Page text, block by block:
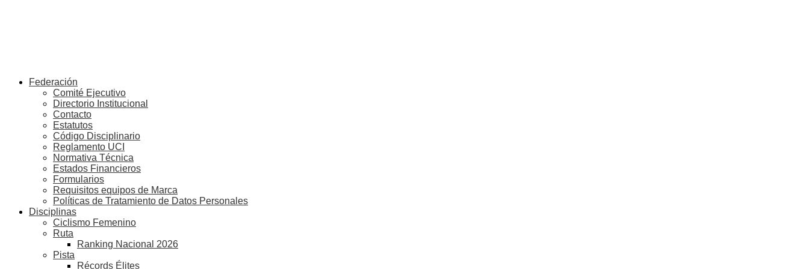
Federación
Comité Ejecutivo
Directorio Institucional
Contacto
Estatutos
Código Disciplinario
Reglamento UCI
Normativa Técnica
Estados Financieros
Formularios
Requisitos equipos de Marca
Políticas de Tratamiento de Datos Personales
Disciplinas
Ciclismo Femenino
Ruta
Ranking Nacional 2026
Pista
Récords Élites